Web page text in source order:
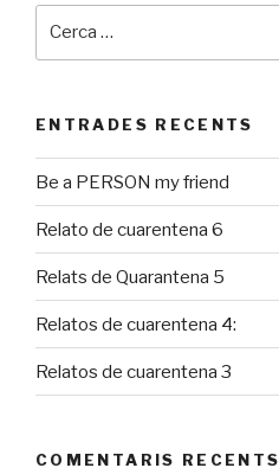
ENTRADES RECENTS
Be a PERSON my friend
Relato de cuarentena 6
Relats de Quarantena 5
Relatos de cuarentena 4:
Relatos de cuarentena 3
COMENTARIS RECENTS